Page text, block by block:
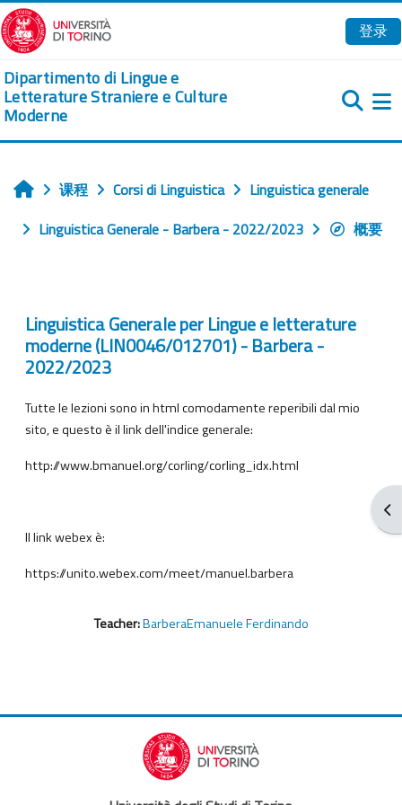
跳到主要内容
登录
Dipartimento di Lingue e
Letterature Straniere e Culture
Moderne
打
首页课程 Corsi di Linguistica
Linguistica generale
Linguistica Generale - Barbera - 2022/2023
概要
Linguistica Generale per Lingue e letterature
moderne (LIN0046/012701) - Barbera -
2022/2023
Tutte le lezioni sono in html comodamente reperibili dal mio
sito, e questo è il link dell'indice generale:
http://www.bmanuel.org/corling/corling_idx.html
Il link webex è:
https://unito.webex.com/meet/manuel.barbera
Teacher:BarberaEmanuele Ferdinando